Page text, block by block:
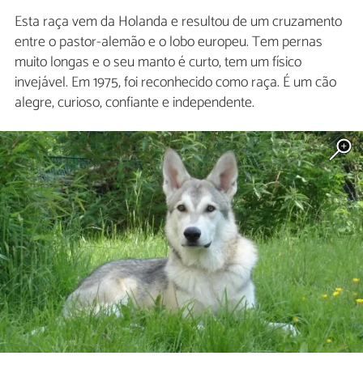
Esta raça vem da Holanda e resultou de um cruzamento
entre o pastor-alemão e o lobo europeu. Tem pernas
muito longas e o seu manto é curto, tem um físico
invejável. Em 1975, foi reconhecido como raça. É um cão
alegre, curioso, confiante e independente.